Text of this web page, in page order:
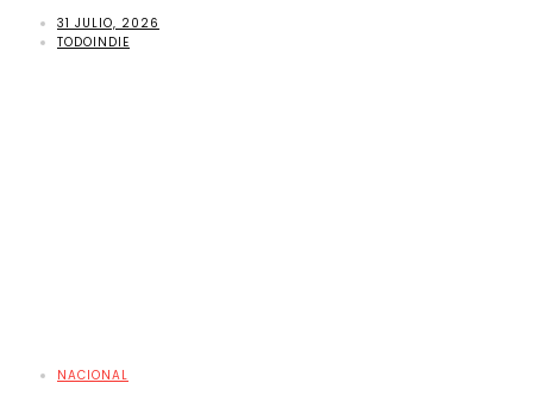
31 JULIO, 2026
TODOINDIE
NACIONAL